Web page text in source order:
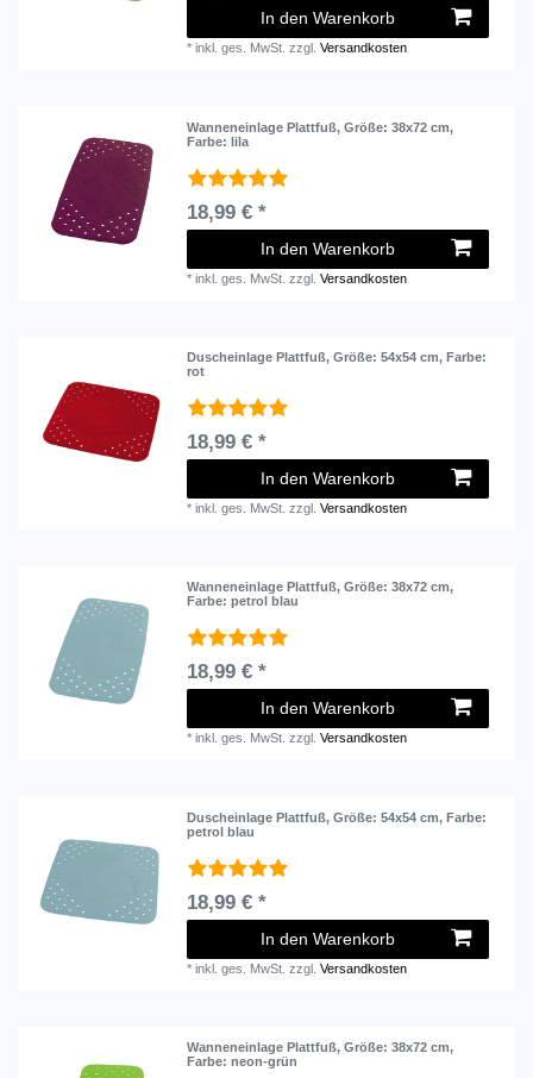
In den Warenkorb
*inkl. ges. MwSt. zzgl.Versandkosten
Wanneneinlage Plattfuß, Größe: 38x72 cm,
Farbe: lila
18,99 € *
In den Warenkorb
*inkl. ges. MwSt. zzgl.Versandkosten
Duscheinlage Plattfuß, Größe: 54x54 cm, Farbe:
rot
18,99 € *
In den Warenkorb
*inkl. ges. MwSt. zzgl.Versandkosten
Wanneneinlage Plattfuß, Größe: 38x72 cm,
Farbe: petrol blau
18,99 € *
In den Warenkorb
*inkl. ges. MwSt. zzgl.Versandkosten
Duscheinlage Plattfuß, Größe: 54x54 cm, Farbe:
petrol blau
18,99 € *
In den Warenkorb
*inkl. ges. MwSt. zzgl.Versandkosten
Wanneneinlage Plattfuß, Größe: 38x72 cm,
Farbe: neon-grün